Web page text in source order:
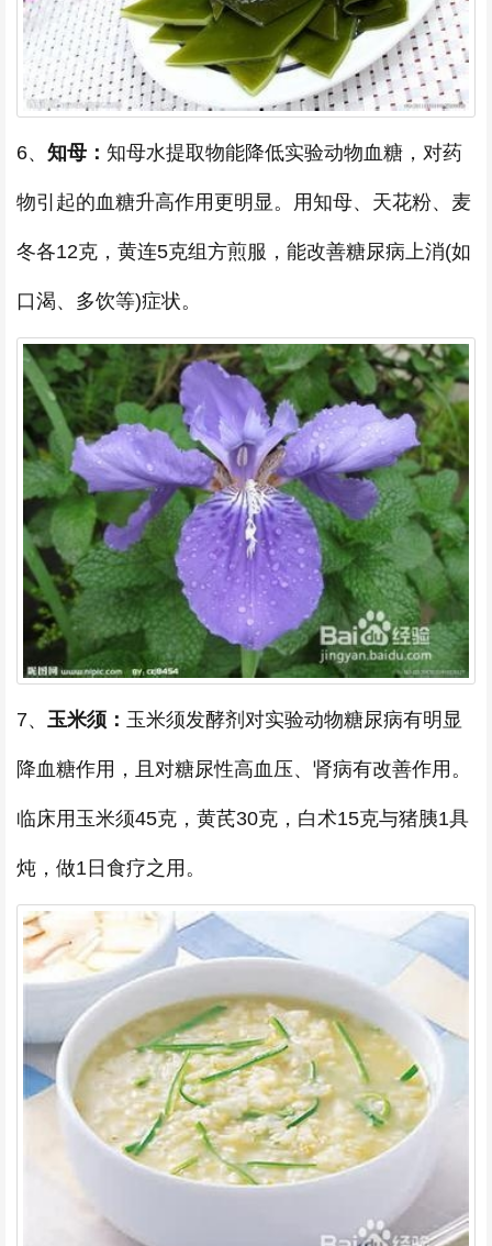
6、 知母： 知母水提取物能降低实验动物血糖，对药
物引起的血糖升高作用更明显。用知母、天花粉、麦
冬各12克，黄连5克组方煎服，能改善糖尿病上消(如
口渴、多饮等)症状。
7、 玉米须： 玉米须发酵剂对实验动物糖尿病有明显
降血糖作用，且对糖尿性高血压、肾病有改善作用。
临床用玉米须45克，黄芪30克，白术15克与猪胰1具
炖，做1日食疗之用。